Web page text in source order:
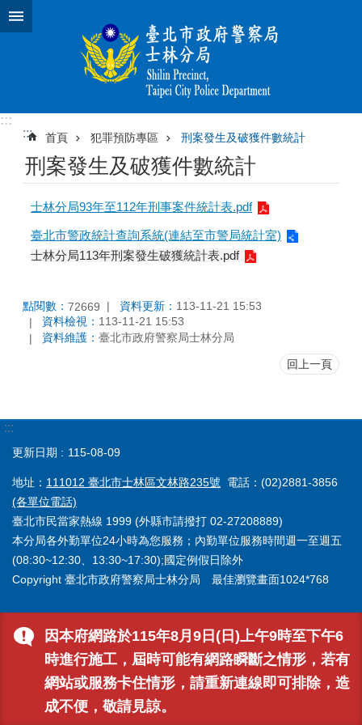
跳到主要內容區塊
:::
因本府網路於115年8月9日(日)上午9時至下午6
時進行施工，屆時可能有網路瞬斷之情形，若有
網站或服務卡住情形，請重新連線即可排除，造
成不便，敬請見諒。
::: 首頁 犯罪預防專區 刑案發生及破獲件數統計
刑案發生及破獲件數統計
士林分局93年至112年刑事案件統計表.pdf
臺北市警政統計查詢系統(連結至市警局統計室)
士林分局113年刑案發生破獲統計表.pdf
點閱數： 72669 資料更新： 113-11-21 15:53
資料檢視： 113-11-21 15:53
資料維護： 臺北市政府警察局士林分局
回上一頁
:::
更新日期 115-08-09
地址： 111012 臺北市士林區文林路235號 電話：(02)2881-3856
(各單位電話)
臺北市民當家熱線 1999 (外縣市請撥打 02-27208889)
本分局各外勤單位24小時為您服務；內勤單位服務時間週一至週五
(08:30~12:30、13:30~17:30);國定例假日除外
Copyright 臺北市政府警察局士林分局 最佳瀏覽畫面1024*768